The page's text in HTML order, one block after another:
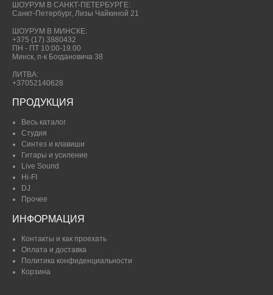
ШОУРУМ В САНКТ-ПЕТЕРБУРГЕ:
Санкт-Петербург, Лизы Чайкиной 21
ШОУРУМ В МИНСКЕ:
+375 (17) 3880432
ПН - ПТ 10:00-19.00
Минск, п-к Богдановича 38
ЛИТВА:
+37052140628
ПРОДУКЦИЯ
Весь каталог
Студия
Синтез и клавиши
Гитары и усиление
Live Sound
Hi-FI
DJ
Прочее
ИНФОРМАЦИЯ
Контакты и как проехать
Оплата и доставка
Политика конфиденциальности
Корзина